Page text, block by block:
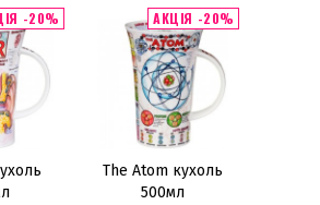
-20% АКЦІЯ -20%
The Atom кухоль
500мл